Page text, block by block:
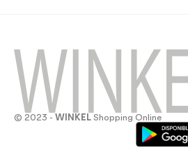
© 2023 - WINKEL Shopping Online